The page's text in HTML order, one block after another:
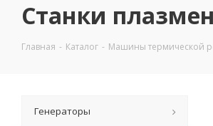
Станки
Главная - Каталог - Машины термической
Генераторы